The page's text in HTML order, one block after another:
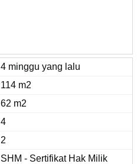
4 minggu yang lalu
114 m2
62 m2
4
2
SHM - Sertifikat Hak Milik